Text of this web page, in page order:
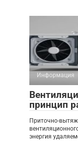
Информация
принцип
Приточно-
энергия